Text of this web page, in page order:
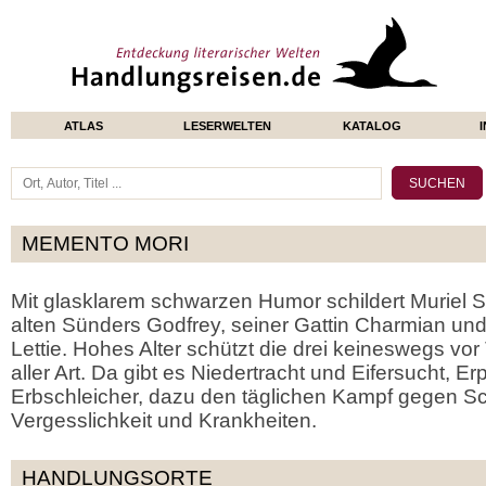
ATLAS LESERWELTEN KATALOG
MEMENTO MORI
Mit glasklarem schwarzen Humor schildert Muriel
alten Sünders Godfrey, seiner Gattin Charmian
Lettie. Hohes Alter schützt die drei keineswegs
aller Art. Da gibt es Niedertracht und Eifersucht,
Erbschleicher, dazu den täglichen Kampf gegen
Vergesslichkeit und Krankheiten.
HANDLUNGSORTE